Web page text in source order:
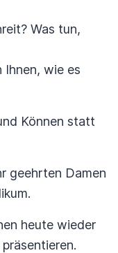
Was tun,
wie es
Können statt
geehrten Damen
heute wieder